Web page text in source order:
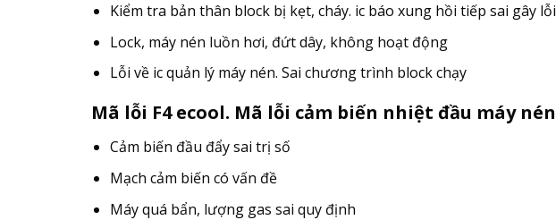
Kiểm tra bản thân block bị kẹt, cháy. ic báo xung hồi tiếp sai gây lỗi
Lock, máy nén luồn hơi, đứt dây, không hoạt động
Lỗi về ic quản lý máy nén. Sai chương trình block chạy
Mã lỗi F4 ecool. Mã lỗi cảm biến nhiệt đầu máy nén
Cảm biến đầu đẩy sai trị số
Mạch cảm biến có vấn đề
Máy quá bẩn, lượng gas sai quy định